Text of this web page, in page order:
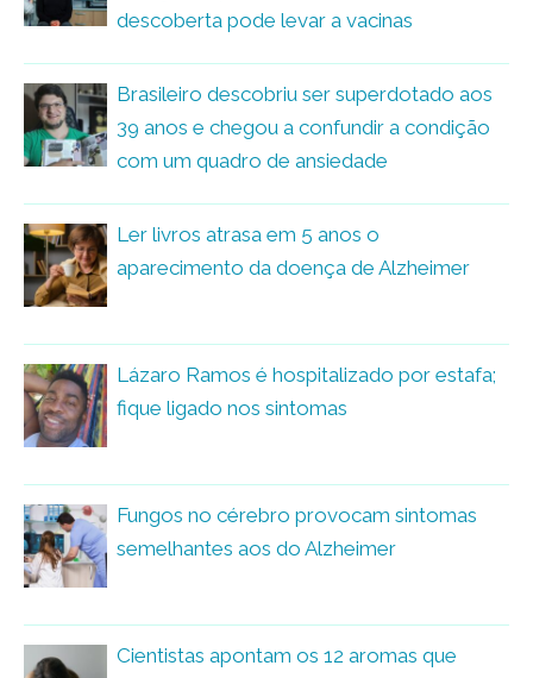
descoberta pode levar a vacinas
Brasileiro descobriu ser superdotado aos
39 anos e chegou a confundir a condição
com um quadro de ansiedade
Ler livros atrasa em 5 anos o
aparecimento da doença de Alzheimer
Lázaro Ramos é hospitalizado por estafa;
fique ligado nos sintomas
Fungos no cérebro provocam sintomas
semelhantes aos do Alzheimer
Cientistas apontam os 12 aromas que